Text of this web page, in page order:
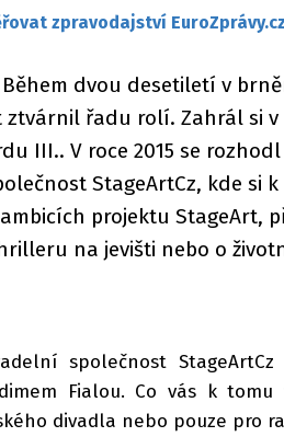
zpravodajství EuroZprávy.cz
Během dvou desetiletí v
řadu rolí. Zahrál si v
III.. V roce 2015 se
StageArtCz, kde si
projektu StageArt,
na jevišti nebo o
společnost
Fialou. Co vás k
divadla nebo pouze pro